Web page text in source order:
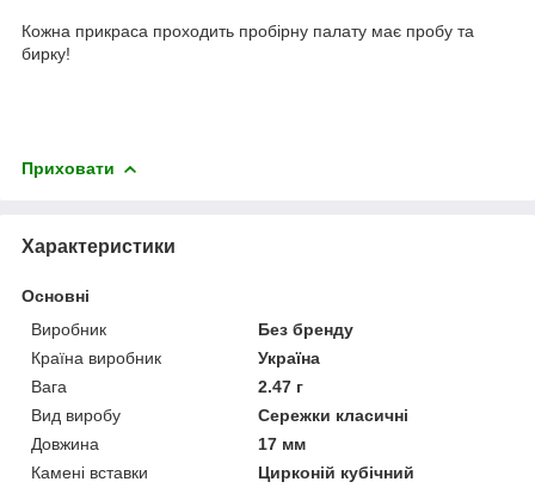
Кожна прикраса проходить пробірну палату має пробу та
бирку!
Приховати
Характеристики
Основні
Виробник
Без бренду
Країна виробник
Україна
Вага
2.47 г
Вид виробу
Сережки класичні
Довжина
17 мм
Камені вставки
Цирконій кубічний